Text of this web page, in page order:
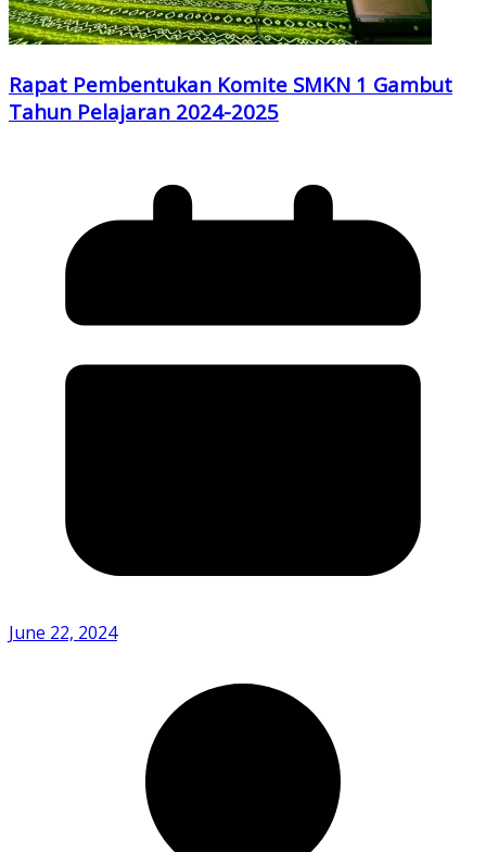
Rapat Pembentukan Komite SMKN 1 Gambut
Tahun Pelajaran 2024-2025
June 22, 2024